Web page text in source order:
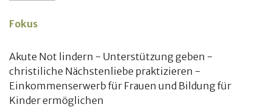
Akute Not lindern - Unterstützung geben -
christiliche Nächstenliebe praktizieren -
Einkommenserwerb für Frauen und Bildung für
Kinder ermöglichen
Fokus